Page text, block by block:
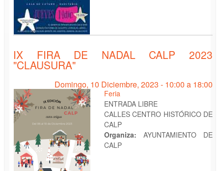
IX FIRA DE NADAL CALP 2023
"CLAUSURA"
Domingo, 10 Diciembre, 2023 - 10:00 a 18:00
Feria
ENTRADA LIBRE
CALLES CENTRO HISTÓRICO DE
CALP
Organiza: AYUNTAMIENTO DE
CALP